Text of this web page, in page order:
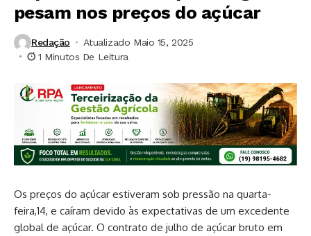
pesam nos preços do açúcar
Redação
Atualizado Maio 15, 2025
1 Minutos De Leitura
Os preços do açúcar estiveram sob pressão na quarta-
feira,14, e caíram devido às expectativas de um excedente
global de açúcar. O contrato de julho de açúcar bruto em